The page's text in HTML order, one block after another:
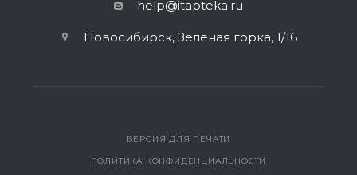
help@itapteka.ru
Новосибирск, Зеленая горка, 1/16
ВЕРСИЯ ДЛЯ ПЕЧАТИ
ПОЛИТИКА КОНФИДЕНЦИАЛЬНОСТИ